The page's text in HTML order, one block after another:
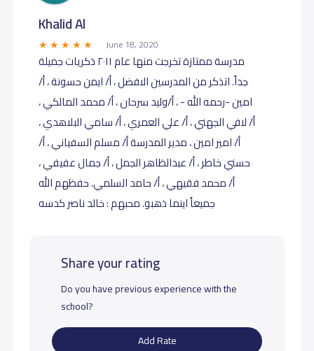
Khalid Al
June 18, 2020
مدرسة ممتازة تخرجت منها عام ٢٠١١ ذكريات جميلة
جداً. اتذكر من المدرسين الافضل ، أ/ ايمن حسونة ، أ/
امين -رحمه الله - ، أ/وليد سرحان ، أ/ محمد المالكي ،
أ/ لافي الجهني ، أ/ علي العمري ، أ/ سامي البلاهدي ،
أ/ امير امين ، مدير المدرسة أ/ مسلم السفياني ، أ/
حسني خاطر ، أ/ عبدالظاهر الجمل ، أ/ جمال عفيفي ،
أ/ محمد فقيهي ، أ/ حامد السلمي. حفظهم الله
جميعاً اينما ذهبو. محبهم : خالد ناصر كدسه
Share your rating
Do you have previous experience with the
school?
Add Rate